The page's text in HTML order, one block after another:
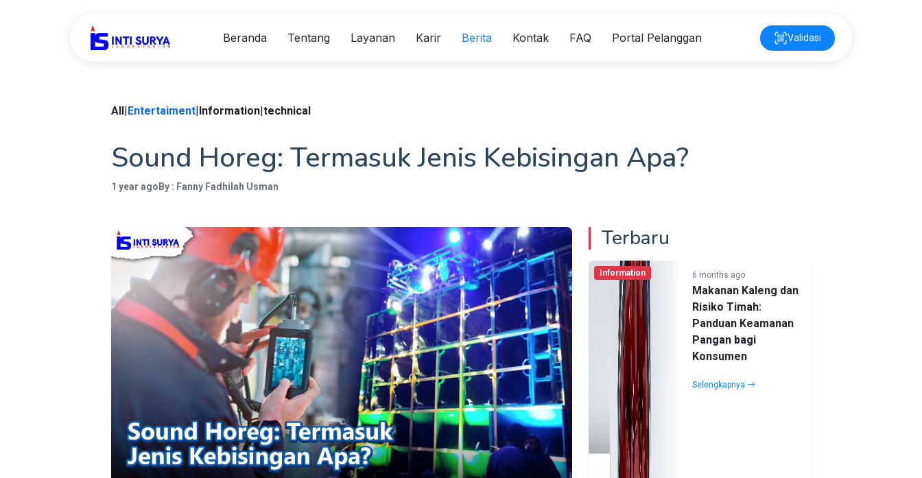
Beranda Tentang Layanan Karir Berita Kontak FAQ Portal Pelanggan Validasi
All|Entertaiment|Information|technical
Sound Horeg: Termasuk Jenis Kebisingan Apa?
1 year ago By : Fanny Fadhilah Usman
Terbaru
6 months ago
Makanan Kaleng dan
Risiko Timah:
Panduan Keamanan
Pangan bagi
Konsumen
Selengkapnya
Information